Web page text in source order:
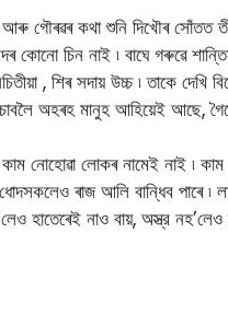
আৰু গৌৰৱৰ কথা শুনি দিখৌৰ সোঁতত
কোনাে চিন নাই ৷ বাঘে গৰুৱে
, শিৰ সদায় উচ্চ ৷ তাকে
চাবলৈ অহৰহ মানুহ আহিয়েই আছে,
নোহোৱা লোকৰ নামেই নাই ৷
ৰাজ আলি বান্ধিব পাৰে ৷
হাতেৰেই নাও বায়, অস্ত্র